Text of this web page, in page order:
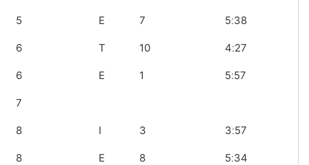
5 E 7 5ː38
6 T 10 4ː27
6 E 1 5ː57
7
8 I 3 3ː57
8 E 8 5ː34